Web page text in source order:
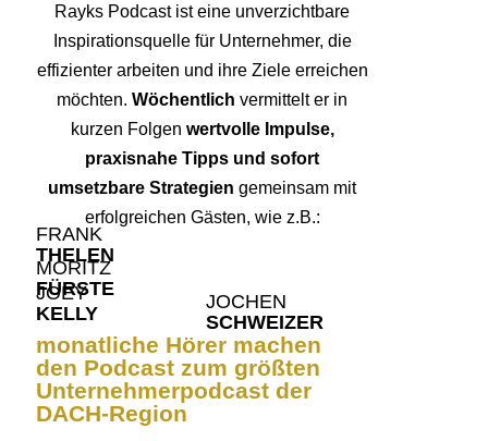
Rayks Podcast ist eine unverzichtbare
Inspirationsquelle für Unternehmer, die
effizienter arbeiten und ihre Ziele erreichen
möchten.Wöchentlich vermittelt er in
kurzen Folgen wertvolle Impulse,
praxisnahe Tipps und sofort
umsetzbare Strategien gemeinsam mit
erfolgreichen Gästen, wie z.B.:
FRANK
THELEN
MORITZ
FÜRSTE
JOEY
KELLY
JOCHEN
SCHWEIZER
monatliche Hörer machen
den Podcast zum größten
Unternehmerpodcast der
DACH-Region